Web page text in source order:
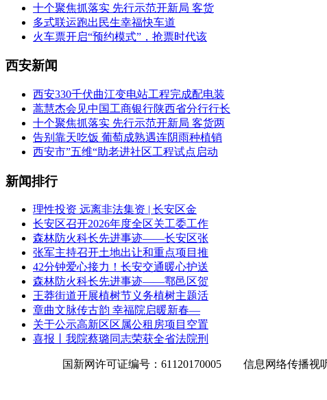
十个聚焦抓落实 先行示范开新局 客货
多式联运跑出民生幸福快车道
火车票开启“预约模式”，抢票时代该
西安新闻
西安330千伏曲江变电站工程完成配电装
蒿慧杰会见中国工商银行陕西省分行行长
十个聚焦抓落实 先行示范开新局 客货两
告别靠天吃饭 葡萄成熟遇连阴雨种植销
西安市”五维“助老进社区工程试点启动
新闻排行
理性投资 远离非法集资 | 长安区金
长安区召开2026年度全区关工委工作
森林防火科长先进事迹——长安区张
张军主持召开土地出让和重点项目推
42分钟爱心接力！长安交通暖心护送
森林防火科长先进事迹——鄠邑区贺
王莽街道开展植树节义务植树主题活
章曲文脉传古韵 幸福院启暖新春—
关于公示高新区区属公租房项目空置
喜报丨我院蔡璐同志荣获全省法院刑
国新网许可证编号：61120170005 信息网络传播